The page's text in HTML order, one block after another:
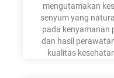
mengutamakan
senyum yang
pada kenyamanan
dan hasil
kualitas